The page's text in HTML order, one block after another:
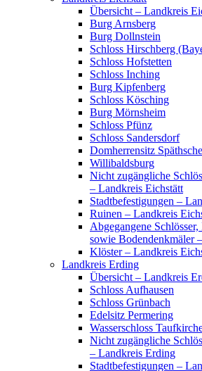
Übersicht – Landkreis
Burg Arnsberg
Burg Dollnstein
Schloss Hirschberg
Schloss Hofstetten
Schloss Inching
Burg Kipfenberg
Schloss Kösching
Burg Mörnsheim
Schloss Pfünz
Schloss Sandersdorf
Domherrensitz
Willibaldsburg
Nicht zugängliche
– Landkreis Eichstätt
Stadtbefestigungen –
Ruinen – Landkreis
Abgegangene
sowie Bodendenkmäler
Klöster – Landkreis
Landkreis Erding
Übersicht – Landkreis
Schloss Aufhausen
Schloss Grünbach
Edelsitz Permering
Wasserschloss
Nicht zugängliche
– Landkreis Erding
Stadtbefestigungen –